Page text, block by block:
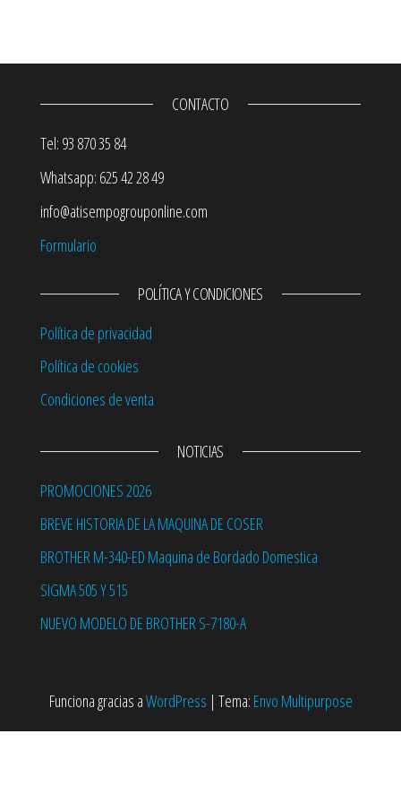
CONTACTO
Tel: 93 870 35 84
Whatsapp: 625 42 28 49
info@atisempogrouponline.com
Formulario
POLÍTICA Y CONDICIONES
Política de privacidad
Política de cookies
Condiciones de venta
NOTICIAS
PROMOCIONES 2026
BREVE HISTORIA DE LA MAQUINA DE COSER
BROTHER M-340-ED Maquina de Bordado Domestica
SIGMA 505 Y 515
NUEVO MODELO DE BROTHER S-7180-A
Funciona gracias aWordPress | Tema: Envo Multipurpose